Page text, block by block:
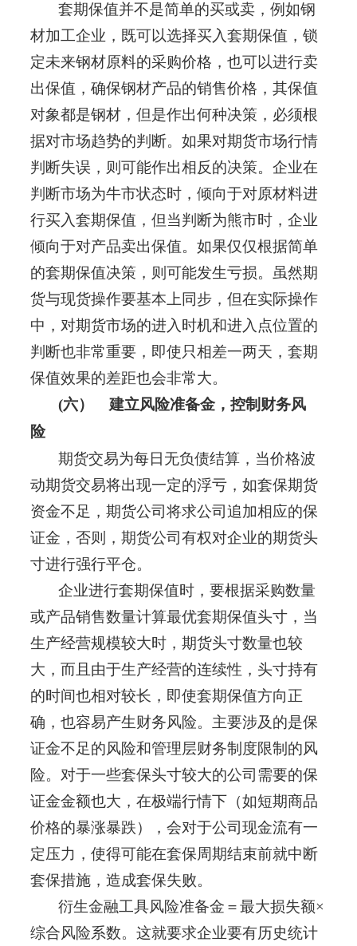
套期保值并不是简单的买或卖，例如钢
材加工企业，既可以选择买入套期保值，锁
定未来钢材原料的采购价格，也可以进行卖
出保值，确保钢材产品的销售价格，其保值
对象都是钢材，但是作出何种决策，必须根
据对市场趋势的判断。 如果对期货市场行情
判断失误，则可能作出相反的决策。 企业在
判断市场为牛市状态时，倾向于对原材料进
行买入套期保值，但当判断为熊市时，企业
倾向于对产品卖出保值。如果仅仅根据简单
的套期保值决策，则可能发生亏损。虽然期
货与现货操作要基本上同步，但在实际操作
中，对期货市场的进入时机和进入点位置的
判断也非常重要，即使只相差一两天，套期
保值效果的差距也会非常大。
(六）
建立风险准备金，控制财务风
险
期货交易为每日无负债结算，当价格波
动期货交易将出现一定的浮亏，如套保期货
资金不足，期货公司将求公司追加相应的保
证金，否则，期货公司有权对企业的期货头
寸进行强行平仓。
企业进行套期保值时，要根据采购数量
或产品销售数量计算最优套期保值头寸，当
生产经营规模较大时，期货头寸数量也较
大，而且由于生产经营的连续性，头寸持有
的时间也相对较长，即使套期保值方向正
确，也容易产生财务风险。主要涉及的是保
证金不足的风险和管理层财务制度限制的风
险。对于一些套保头寸较大的公司需要的保
证金金额也大，在极端行情下（如短期商品
价格的暴涨暴跌），会对于公司现金流有一
定压力，使得可能在套保周期结束前就中断
套保措施，造成套保失败。
衍生金融工具风险准备金＝最大损失额×
综合风险系数。这就要求企业要有历史统计